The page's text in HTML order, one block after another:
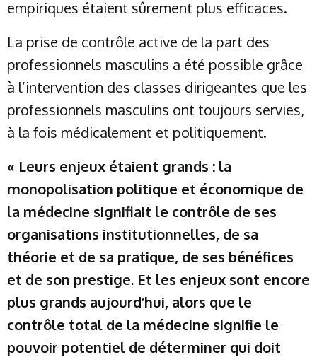
empiriques étaient sûrement plus efficaces.
La prise de contrôle active de la part des
professionnels masculins a été possible grâce
à l’intervention des classes dirigeantes que les
professionnels masculins ont toujours servies,
à la fois médicalement et politiquement.
« Leurs enjeux étaient grands : la
monopolisation politique et économique de
la médecine signifiait le contrôle de ses
organisations institutionnelles, de sa
théorie et de sa pratique, de ses bénéfices
et de son prestige. Et les enjeux sont encore
plus grands aujourd’hui, alors que le
contrôle total de la médecine signifie le
pouvoir potentiel de déterminer qui doit